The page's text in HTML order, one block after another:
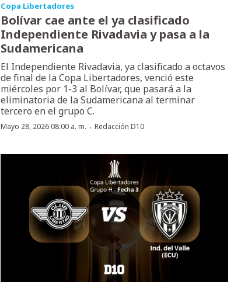
Copa Libertadores
Bolívar cae ante el ya clasificado
Independiente Rivadavia y pasa a la
Sudamericana
El Independiente Rivadavia, ya clasificado a octavos
de final de la Copa Libertadores, venció este
miércoles por 1-3 al Bolívar, que pasará a la
eliminatoria de la Sudamericana al terminar
tercero en el grupo C.
Mayo 28, 2026 08:00 a. m. ·Redacción D10